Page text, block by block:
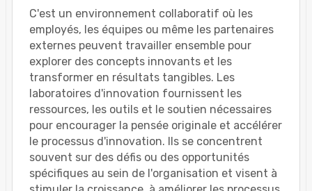
C'est un environnement collaboratif où les
employés, les équipes ou même les partenaires
externes peuvent travailler ensemble pour
explorer des concepts innovants et les
transformer en résultats tangibles. Les
laboratoires d'innovation fournissent les
ressources, les outils et le soutien nécessaires
pour encourager la pensée originale et accélérer
le processus d'innovation. Ils se concentrent
souvent sur des défis ou des opportunités
spécifiques au sein de l'organisation et visent à